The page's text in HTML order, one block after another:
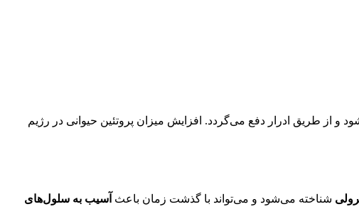
و از طریق ادرار دفع می‌گردد. افزایش میزان پروتئین حیوانی در رژیم
شناخته می‌شود و می‌تواند با گذشت زمان باعث آسیب به سلول‌های